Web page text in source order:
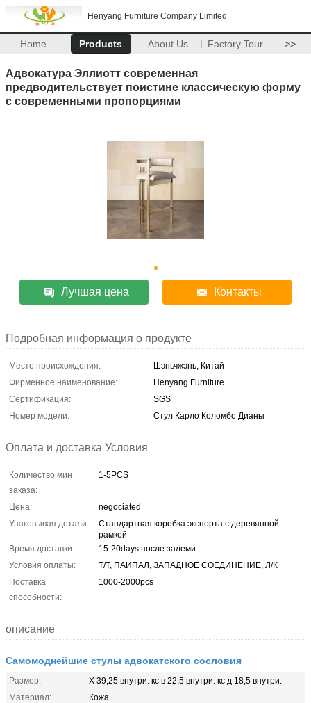
Henyang Furniture Company Limited
Home Products About Us Factory Tour >>
Адвокатура Эллиотт современная
предводительствует поистине классическую форму
с современными пропорциями
Лучшая цена Контакты
Подробная информация о продукте
Место происхождения:
Шэньчжэнь, Китай
Фирменное наименование:
Henyang Furniture
Сертификация:
SGS
Номер модели:
Стул Карло Коломбо Дианы
Оплата и доставка Условия
Количество мин
заказа:
1-5PCS
Цена:
negociated
Упаковывая детали:
Стандартная коробка экспорта с деревянной
рамкой
Время доставки:
15-20days после залеми
Условия оплаты:
Т/Т, ПАИПАЛ, ЗАПАДНОЕ СОЕДИНЕНИЕ, Л/К
Поставка
способности:
1000-2000pcs
описание
Самомоднейшие стулы адвокатского сословия
Размер:
Х 39,25 внутри. кс в 22,5 внутри. кс д 18,5 внутри.
Материал:
Кожа